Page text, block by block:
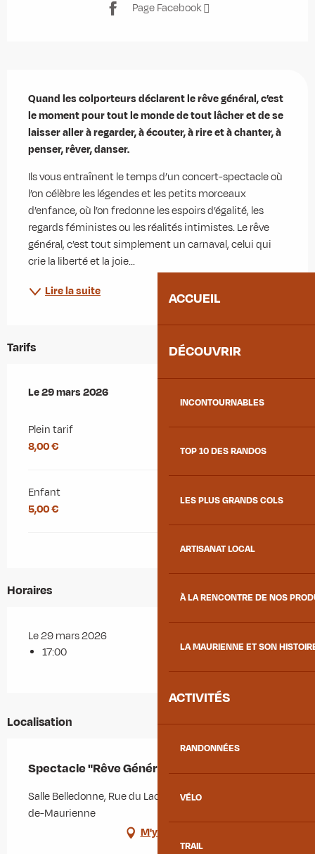
ACCUEIL
DÉCOUVRIR
INCONTOURNABLES
TOP 10 DES RANDOS
LES PLUS GRANDS COLS
ARTISANAT LOCAL
À LA RENCONTRE DE NOS
LA MAURIENNE ET SON
ACTIVITÉS
RANDONNÉES
VÉLO
TRAIL
Page Facebook
Quand les colporteurs déclarent le rêve général, c’est
le moment pour tout le monde de tout lâcher et de se
laisser aller à regarder, à écouter, à rire et à chanter, à
penser, rêver, danser.
Ils vous entraînent le temps d’un concert-spectacle où
l’on célèbre les légendes et les petits morceaux
d’enfance, où l’on fredonne les espoirs d’égalité, les
regards féministes ou les réalités intimistes. Le rêve
général, c’est tout simplement un carnaval, celui qui
crie la liberté et la joie...
Lire la suite
Tarifs
Le29 mars 2026
Le29 mars 2026
Plein tarif
8,00 €
Enfant
5,00 €
Horaires
Le 29 mars 2026
17:00
Localisation
Spectacle "Rêve Général"
Salle Belledonne, Rue du Lac Bleu, 73660 Saint-Rémy-
de-Maurienne
M'y rendre